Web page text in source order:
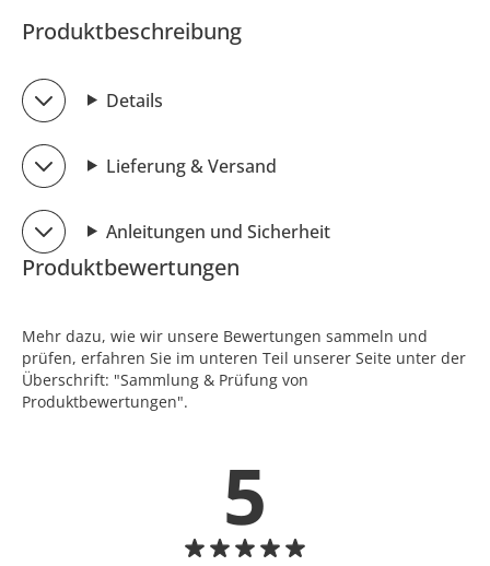
Produktbeschreibung
Details
Lieferung & Versand
Anleitungen und Sicherheit
Produktbewertungen
Mehr dazu, wie wir unsere Bewertungen sammeln und
prüfen, erfahren Sie im unteren Teil unserer Seite unter der
Überschrift: "Sammlung & Prüfung von
Produktbewertungen".
5